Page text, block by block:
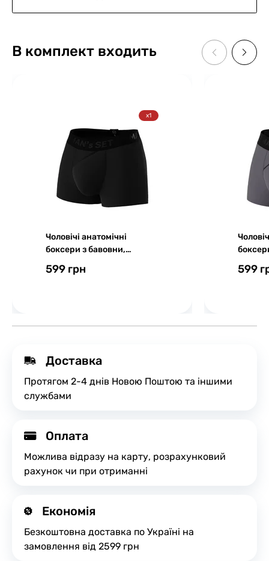
В комплект входить
x1
Чоловічі анатомічні
боксери з бавовни,
Series, чорний
599 грн
Series,
599
Доставка
Протягом 2-4 днів Новою Поштою та іншими
службами
Оплата
Можлива відразу на карту, розрахунковий
рахунок чи при отриманні
Економія
Безкоштовна доставка по Україні на
замовлення від 2599 грн